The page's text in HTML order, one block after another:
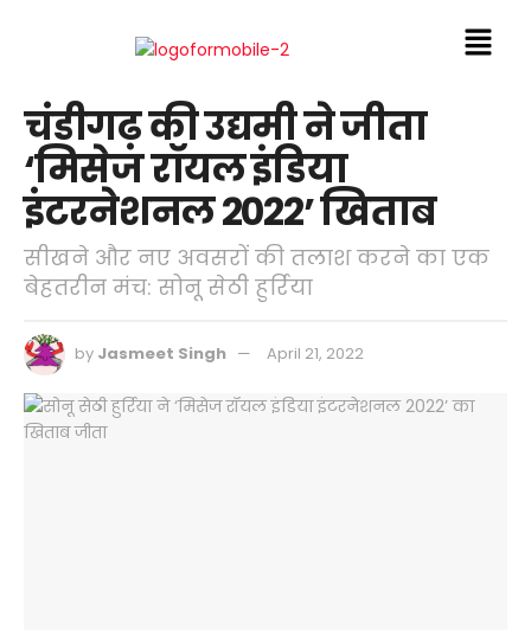
चंडीगढ़ की उद्यमी ने जीता
‘मिसेज रॉयल इंडिया
इंटरनेशनल 2022’ खिताब
सीखने और नए अवसरों की तलाश करने का एक
बेहतरीन मंच: सोनू सेठी हुर्रिया
by Jasmeet Singh April 21, 2022